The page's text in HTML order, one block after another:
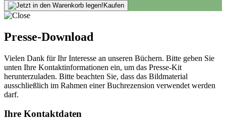
Kaufen
Presse-Download
Vielen Dank für Ihr Interesse an unseren Büchern. Bitte geben Sie
unten Ihre Kontaktinformationen ein, um das Presse-Kit
herunterzuladen. Bitte beachten Sie, dass das Bildmaterial
ausschließlich im Rahmen einer Buchrezension verwendet werden
darf.
Ihre Kontaktdaten